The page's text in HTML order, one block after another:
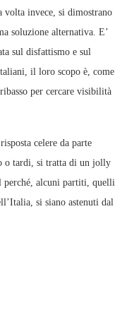
invece, si dimostrano
soluzione alternativa. E’
sul disfattismo e sul
il loro scopo è, come
per cercare visibilità
celere da parte
o tardi, si tratta di un jolly
perché, alcuni partiti, quelli
si siano astenuti dal